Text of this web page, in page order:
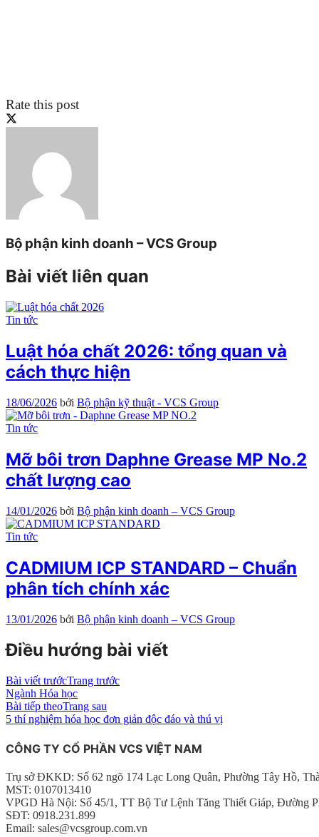
Rate this post
Bộ phận kinh doanh – VCS Group
Bài viết liên quan
Tin tức
Luật hóa chất 2026: tổng quan và
cách thực hiện
18/06/2026 bởi Bộ phận kỹ thuật - VCS Group
Tin tức
Mỡ bôi trơn Daphne Grease MP No.2
chất lượng cao
14/01/2026 bởi Bộ phận kinh doanh – VCS Group
Tin tức
CADMIUM ICP STANDARD – Chuẩn
phân tích chính xác
13/01/2026 bởi Bộ phận kinh doanh – VCS Group
Điều hướng bài viết
Bài viết trướcTrang trước
Ngành Hóa học
Bài tiếp theoTrang sau
5 thí nghiệm hóa học đơn giản độc đáo và thú vị
CÔNG TY CỔ PHẦN VCS VIỆT NAM
Trụ sở ĐKKD: Số 62 ngõ 174 Lạc Long Quân, Phường Tây Hồ,
MST: 0107013410
VPGD Hà Nội: Số 45/1, TT Bộ Tư Lệnh Tăng Thiết Giáp, Đường
SĐT: 0918.231.899
Email: sales@vcsgroup.com.vn